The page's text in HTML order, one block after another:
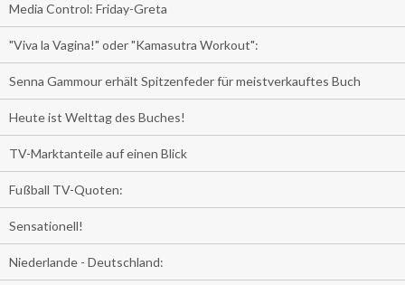
Media Control: Friday-Greta
"Viva la Vagina!" oder "Kamasutra Workout":
Senna Gammour erhält Spitzenfeder für meistverkauftes Buch
Heute ist Welttag des Buches!
TV-Marktanteile auf einen Blick
Fußball TV-Quoten:
Sensationell!
Niederlande - Deutschland: